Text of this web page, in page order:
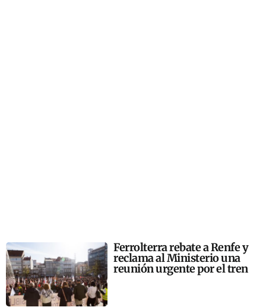
Ferrolterra rebate a Renfe y
reclama al Ministerio una
reunión urgente por el tren